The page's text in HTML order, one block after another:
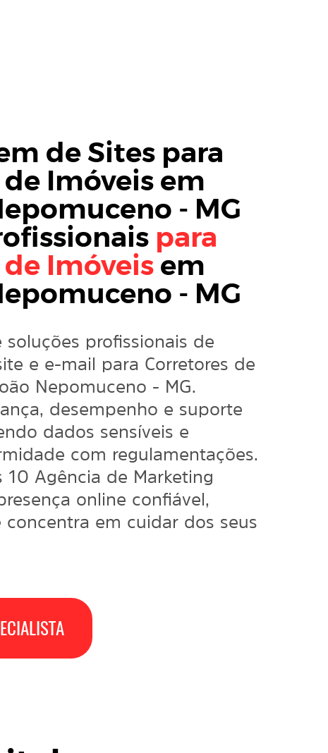
de Sites para
Imóveis em
- MG
para
Imóveis em
- MG
soluções profissionais de
e e-mail para Corretores de
Nepomuceno - MG.
desempenho e suporte
dados sensíveis e
com regulamentações.
10 Agência de Marketing
online confiável,
em cuidar dos seus